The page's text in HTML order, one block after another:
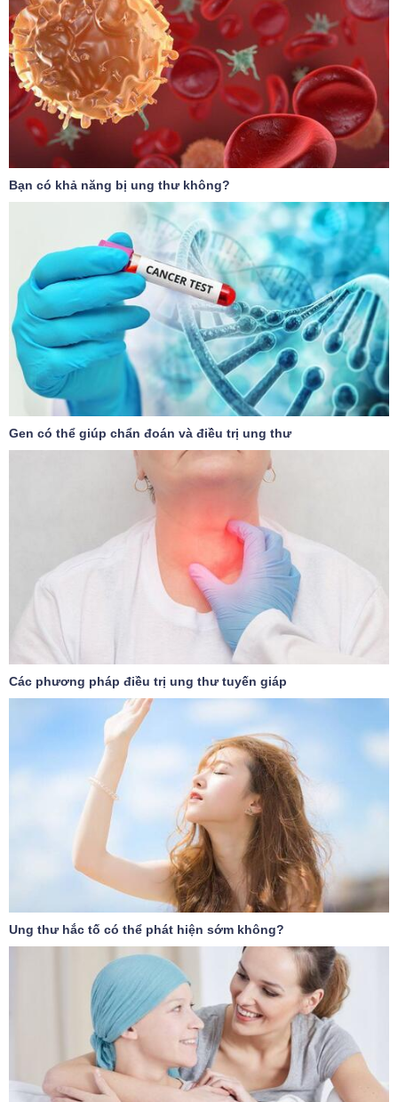
Bạn có khả năng bị ung thư không?
Gen có thể giúp chẩn đoán và điều trị ung thư
Các phương pháp điều trị ung thư tuyến giáp
Ung thư hắc tố có thể phát hiện sớm không?